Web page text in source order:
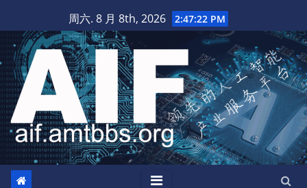
至
内
容
周六. 8 月 8th, 2026 2:47:24 PM